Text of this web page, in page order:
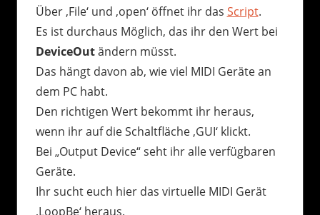
Über ‚File‘ und ‚open‘ öffnet ihr das Script.
Es ist durchaus Möglich, das ihr den Wert bei
DeviceOutändern müsst.
Das hängt davon ab, wie viel MIDI Geräte an
dem PC habt.
Den richtigen Wert bekommt ihr heraus,
wenn ihr auf die Schaltfläche ‚GUI‘ klickt.
Bei „Output Device“ seht ihr alle verfügbaren
Geräte.
Ihr sucht euch hier das virtuelle MIDI Gerät
‚LoopBe‘ heraus.